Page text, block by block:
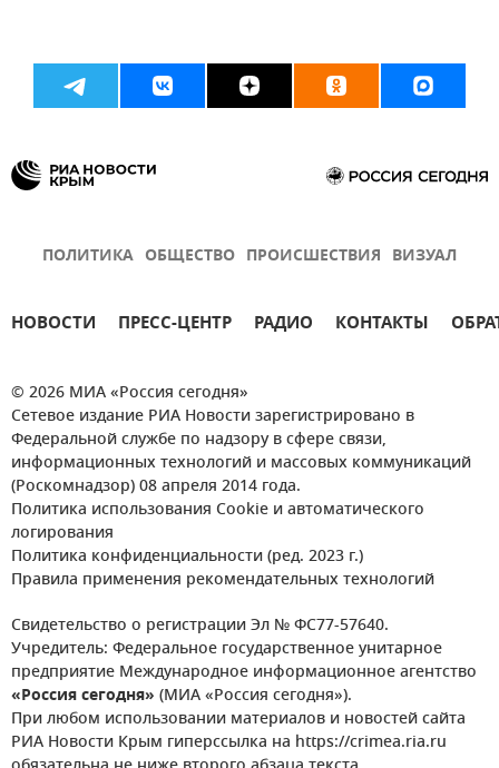
ПОЛИТИКА ОБЩЕСТВО ПРОИСШЕСТВИЯ ВИЗУАЛ
НОВОСТИ ПРЕСС-ЦЕНТР РАДИО КОНТАКТЫ
© 2026 МИА «Россия сегодня»
Сетевое издание РИА Новости зарегистрировано в
Федеральной службе по надзору в сфере связи,
информационных технологий и массовых коммуникаций
(Роскомнадзор) 08 апреля 2014 года.
Политика использования Cookie и автоматического
логирования
Политика конфиденциальности (ред. 2023 г.)
Правила применения рекомендательных технологий
Свидетельство о регистрации Эл № ФС77-57640.
Учредитель: Федеральное государственное унитарное
предприятие Международное информационное агентство
«Россия сегодня» (МИА «Россия сегодня»).
При любом использовании материалов и новостей сайта
РИА Новости Крым гиперссылка на https://crimea.ria.ru